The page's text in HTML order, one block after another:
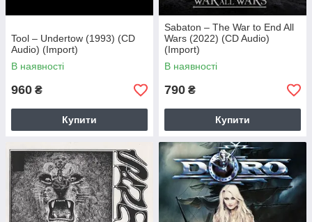
Tool – Undertow (1993) (CD
Audio) (Import)
В наявності
960 ₴
Купити
Sabaton – The War to End All
Wars (2022) (CD Audio)
(Import)
В наявності
790 ₴
Купити